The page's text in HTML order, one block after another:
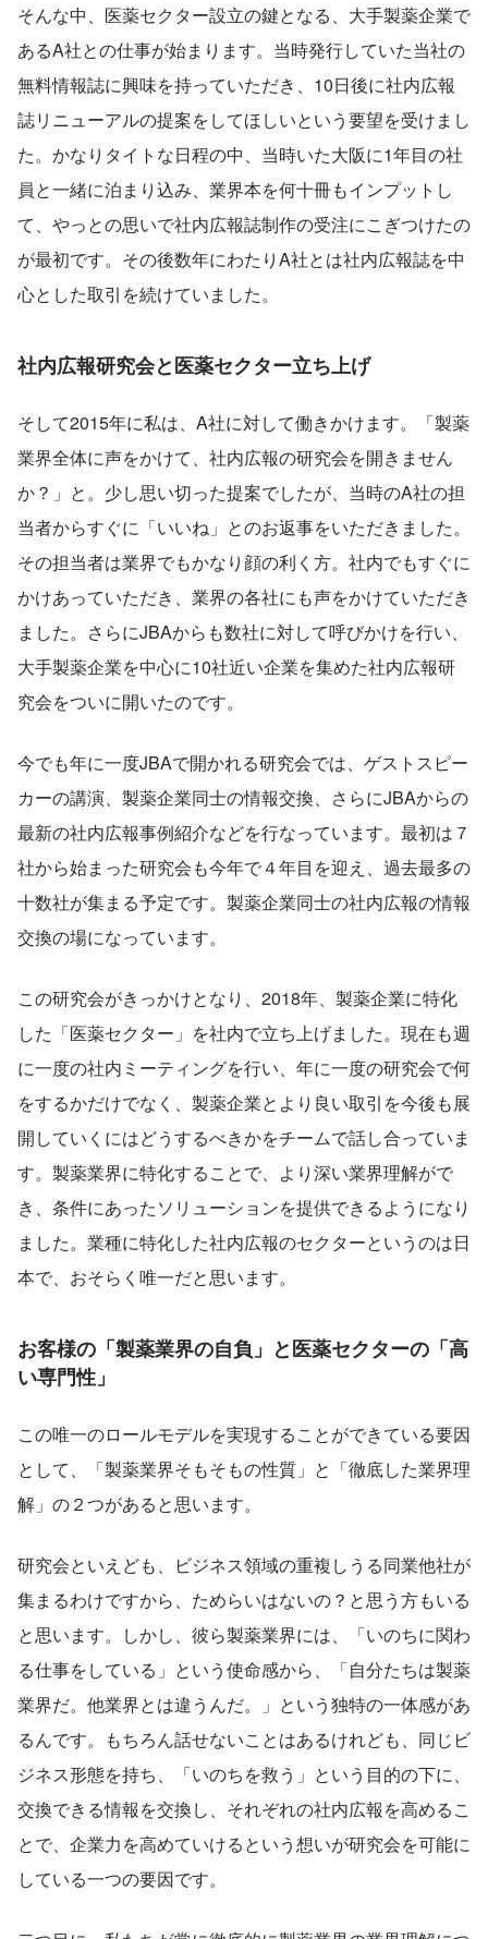
そんな中、医薬セクター設立の鍵となる、大手製薬企業で
あるA社との仕事が始まります。当時発行していた当社の
無料情報誌に興味を持っていただき、10日後に社内広報
誌リニューアルの提案をしてほしいという要望を受けまし
た。かなりタイトな日程の中、当時いた大阪に1年目の社
員と一緒に泊まり込み、業界本を何十冊もインプットし
て、やっとの思いで社内広報誌制作の受注にこぎつけたの
が最初です。その後数年にわたりA社とは社内広報誌を中
心とした取引を続けていました。
社内広報研究会と医薬セクター立ち上げ
そして2015年に私は、A社に対して働きかけます。「製薬
業界全体に声をかけて、社内広報の研究会を開きません
か？」と。少し思い切った提案でしたが、当時のA社の担
当者からすぐに「いいね」とのお返事をいただきました。
その担当者は業界でもかなり顔の利く方。社内でもすぐに
かけあっていただき、業界の各社にも声をかけていただき
ました。さらにJBAからも数社に対して呼びかけを行い、
大手製薬企業を中心に10社近い企業を集めた社内広報研
究会をついに開いたのです。
今でも年に一度JBAで開かれる研究会では、ゲストスピー
カーの講演、製薬企業同士の情報交換、さらにJBAからの
最新の社内広報事例紹介などを行なっています。最初は７
社から始まった研究会も今年で４年目を迎え、過去最多の
十数社が集まる予定です。製薬企業同士の社内広報の情報
交換の場になっています。
この研究会がきっかけとなり、2018年、製薬企業に特化
した「医薬セクター」を社内で立ち上げました。現在も週
に一度の社内ミーティングを行い、年に一度の研究会で何
をするかだけでなく、製薬企業とより良い取引を今後も展
開していくにはどうするべきかをチームで話し合っていま
す。製薬業界に特化することで、より深い業界理解がで
き、条件にあったソリューションを提供できるようになり
ました。業種に特化した社内広報のセクターというのは日
本で、おそらく唯一だと思います。
お客様の「製薬業界の自負」と医薬セクターの「高
い専門性」
この唯一のロールモデルを実現することができている要因
として、「製薬業界そもそもの性質」と「徹底した業界理
解」の２つがあると思います。
研究会といえども、ビジネス領域の重複しうる同業他社が
集まるわけですから、ためらいはないの？と思う方もいる
と思います。しかし、彼ら製薬業界には、「いのちに関わ
る仕事をしている」という使命感から、「自分たちは製薬
業界だ。他業界とは違うんだ。」という独特の一体感があ
るんです。もちろん話せないことはあるけれども、同じビ
ジネス形態を持ち、「いのちを救う」という目的の下に、
交換できる情報を交換し、それぞれの社内広報を高めるこ
とで、企業力を高めていけるという想いが研究会を可能に
している一つの要因です。